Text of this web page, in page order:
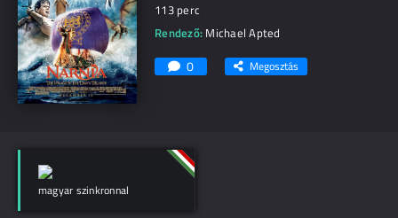
113 perc
Rendező: Michael Apted
0 Megosztás
magyar szinkronnal